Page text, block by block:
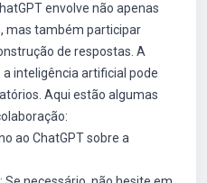
envolve não apenas
mas também participar
de respostas. A
inteligência artificial pode
Aqui estão algumas
ao ChatGPT sobre a